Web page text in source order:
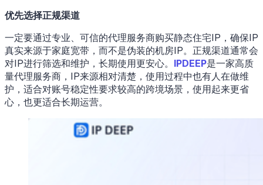
优先选择正规渠道
一定要通过专业、可信的代理服务商购买静态住宅IP，确保IP
真实来源于家庭宽带，而不是伪装的机房IP。正规渠道通常会
对IP进行筛选和维护，长期使用更安心。 IPDEEP是一家高质
量代理服务商，IP来源相对清楚，使用过程中也有人在做维
护，适合对账号稳定性要求较高的跨境场景，使用起来更省
心，也更适合长期运营。